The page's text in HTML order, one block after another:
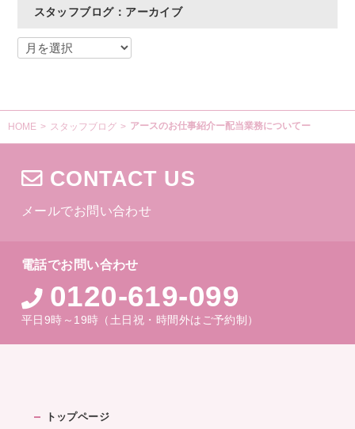
スタッフブログ：アーカイブ
HOME > スタッフブログ > アースのお仕事紹介ー配当業務についてー
CONTACT US
メールでお問い合わせ
電話でお問い合わせ
0120-619-099
平日9時～19時（土日祝・時間外はご予約制）
トップページ